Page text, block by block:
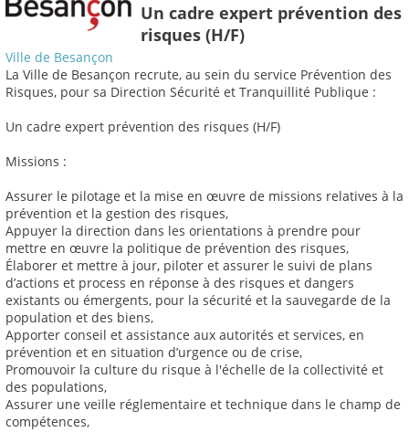
Un cadre expert prévention des
risques (H/F)
Ville de Besançon
La Ville de Besançon recrute, au sein du service Prévention des
Risques, pour sa Direction Sécurité et Tranquillité Publique :
Un cadre expert prévention des risques (H/F)
Missions :
Assurer le pilotage et la mise en œuvre de missions relatives à la
prévention et la gestion des risques,
Appuyer la direction dans les orientations à prendre pour
mettre en œuvre la politique de prévention des risques,
Élaborer et mettre à jour, piloter et assurer le suivi de plans
d’actions et process en réponse à des risques et dangers
existants ou émergents, pour la sécurité et la sauvegarde de la
population et des biens,
Apporter conseil et assistance aux autorités et services, en
prévention et en situation d’urgence ou de crise,
Promouvoir la culture du risque à l'échelle de la collectivité et
des populations,
Assurer une veille réglementaire et technique dans le champ de
compétences,